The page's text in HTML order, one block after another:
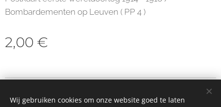
Bombardementen op Leuven ( PP 4 )
2,00 €
Wij gebruiken cookies om onze website goed te laten